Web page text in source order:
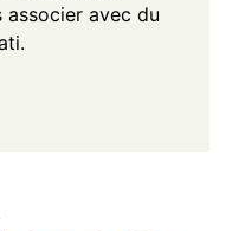
associer avec du